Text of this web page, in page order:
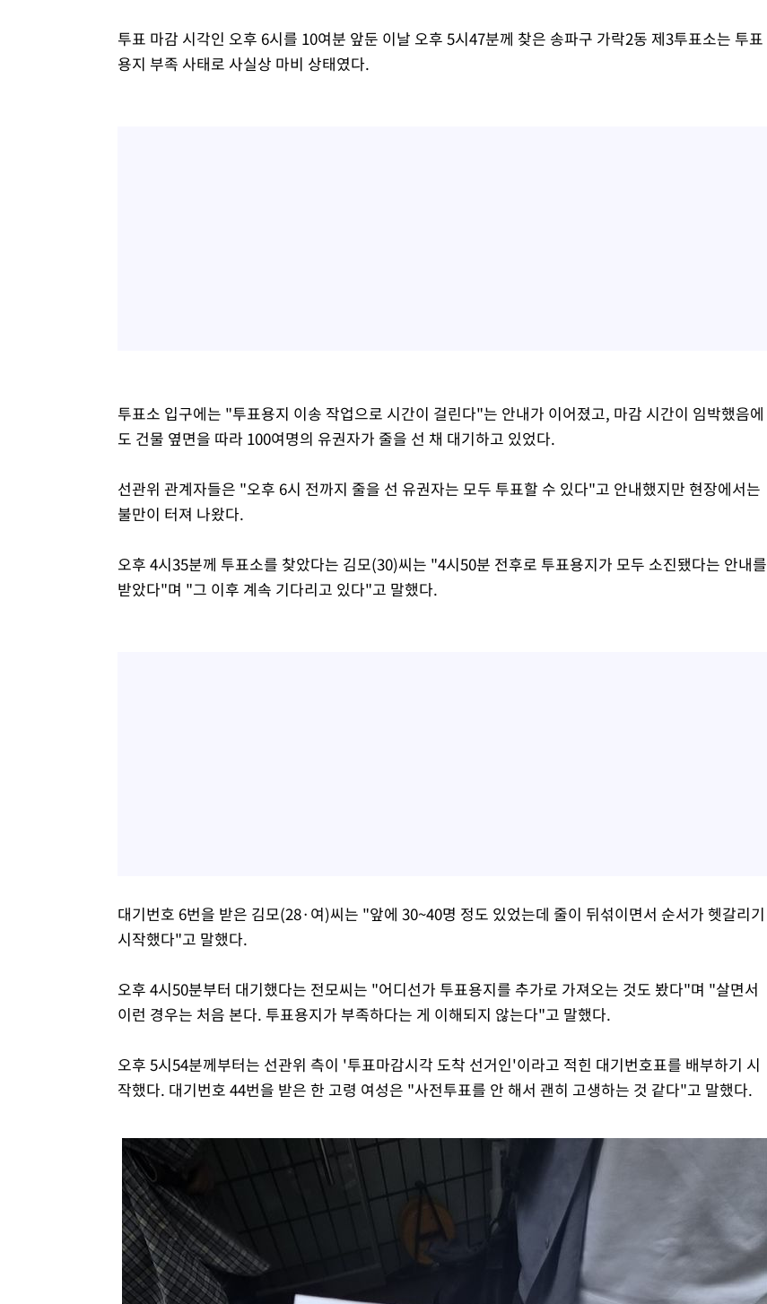
투표 마감 시각인 오후 6시를 10여분 앞둔 이날 오후 5시47분께 찾은 송파구 가락2동 제3투표소는 투표
용지 부족 사태로 사실상 마비 상태였다.
투표소 입구에는 "투표용지 이송 작업으로 시간이 걸린다"는 안내가 이어졌고, 마감 시간이 임박했음에
도 건물 옆면을 따라 100여명의 유권자가 줄을 선 채 대기하고 있었다.
선관위 관계자들은 "오후 6시 전까지 줄을 선 유권자는 모두 투표할 수 있다"고 안내했지만 현장에서는
불만이 터져 나왔다.
오후 4시35분께 투표소를 찾았다는 김모(30)씨는 "4시50분 전후로 투표용지가 모두 소진됐다는 안내를
받았다"며 "그 이후 계속 기다리고 있다"고 말했다.
대기번호 6번을 받은 김모(28·여)씨는 "앞에 30~40명 정도 있었는데 줄이 뒤섞이면서 순서가 헷갈리기
시작했다"고 말했다.
오후 4시50분부터 대기했다는 전모씨는 "어디선가 투표용지를 추가로 가져오는 것도 봤다"며 "살면서
이런 경우는 처음 본다. 투표용지가 부족하다는 게 이해되지 않는다"고 말했다.
오후 5시54분께부터는 선관위 측이 '투표마감시각 도착 선거인'이라고 적힌 대기번호표를 배부하기 시
작했다. 대기번호 44번을 받은 한 고령 여성은 "사전투표를 안 해서 괜히 고생하는 것 같다"고 말했다.